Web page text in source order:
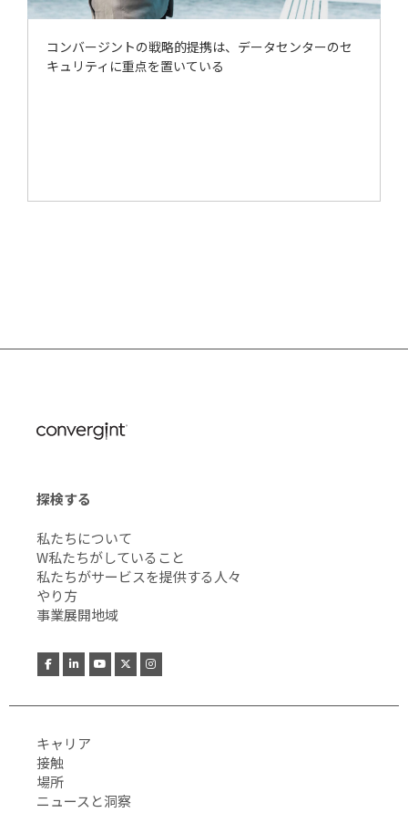
コンバージントの戦略的提携は、データセンターのセ
キュリティに重点を置いている
探検する
私たちについて
W私たちがしていること
私たちがサービスを提供する人々
やり方
事業展開地域
キャリア
接触
場所
ニュースと洞察